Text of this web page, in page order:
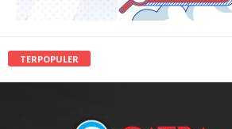
TERPOPULER